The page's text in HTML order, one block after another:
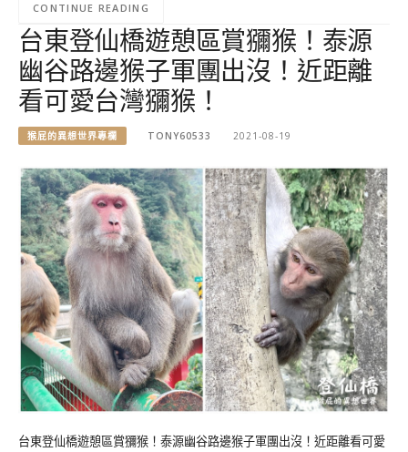
CONTINUE READING
台東登仙橋遊憩區賞獼猴！泰源
幽谷路邊猴子軍團出沒！近距離
看可愛台灣獼猴！
猴屁的異想世界專欄 TONY60533 2021-08-19
台東登仙橋遊憩區賞獼猴！泰源幽谷路邊猴子軍團出沒！近距離看可愛